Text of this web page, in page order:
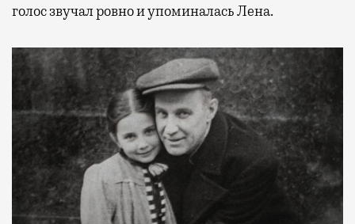
голос звучал ровно и упоминалась Лена.